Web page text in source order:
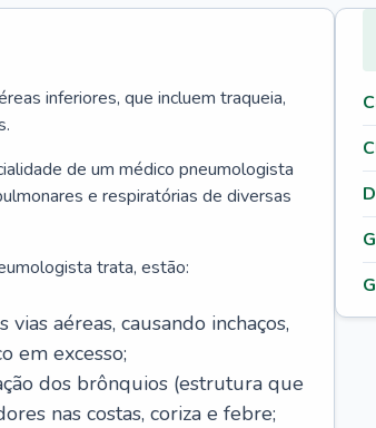
inferiores, que incluem traqueia,
de um médico pneumologista
e respiratórias de diversas
trata, estão:
aéreas, causando inchaços,
em excesso;
dos brônquios (estrutura que
nas costas, coriza e febre;